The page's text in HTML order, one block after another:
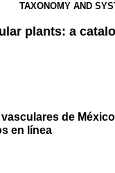
TAXONOMY AND
plants: a
de
en línea